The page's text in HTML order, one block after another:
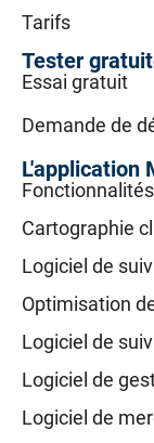
Tarifs
Tester
Essai gratuit
Demande de
L'application
Cartographie
Logiciel de
Optimisation
Logiciel de
Logiciel de
Logiciel de